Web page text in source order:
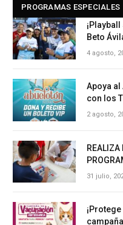
PROGRAMAS ESPECIALES
Beto
4 agosto,
Apoya al
con los
2 agosto,
REALIZA
31 julio,